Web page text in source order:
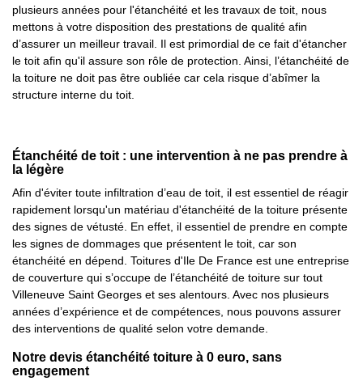
plusieurs années pour l'étanchéité et les travaux de toit, nous
mettons à votre disposition des prestations de qualité afin
d’assurer un meilleur travail. Il est primordial de ce fait d'étancher
le toit afin qu'il assure son rôle de protection. Ainsi, l’étanchéité de
la toiture ne doit pas être oubliée car cela risque d’abîmer la
structure interne du toit.
Étanchéité de toit : une intervention à ne pas prendre à
la légère
Afin d'éviter toute infiltration d’eau de toit, il est essentiel de réagir
rapidement lorsqu'un matériau d'étanchéité de la toiture présente
des signes de vétusté. En effet, il essentiel de prendre en compte
les signes de dommages que présentent le toit, car son
étanchéité en dépend. Toitures d'Ile De France est une entreprise
de couverture qui s’occupe de l’étanchéité de toiture sur tout
Villeneuve Saint Georges et ses alentours. Avec nos plusieurs
années d’expérience et de compétences, nous pouvons assurer
des interventions de qualité selon votre demande.
Notre devis étanchéité toiture à 0 euro, sans
engagement